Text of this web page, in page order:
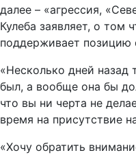
далее – «агрессия,
Кулеба заявляет, о том
поддерживает позицию
«Несколько дней
был, а вообще она бы
что вы ни черта не
время на присутствие
«Хочу обратить